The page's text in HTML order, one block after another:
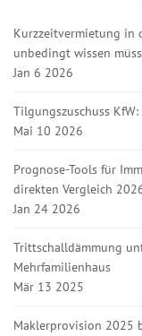
Kurzzeitvermietung in
unbedingt wissen
Jan 6 2026
Tilgungszuschuss
Mai 10 2026
Prognose-Tools für
direkten Vergleich
Jan 24 2026
Trittschalldämmung
Mehrfamilienhaus
Mär 13 2025
Maklerprovision 2025